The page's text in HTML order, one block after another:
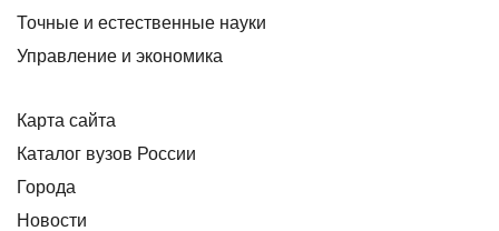
Точные и естественные науки
Управление и экономика
Карта сайта
Каталог вузов России
Города
Новости